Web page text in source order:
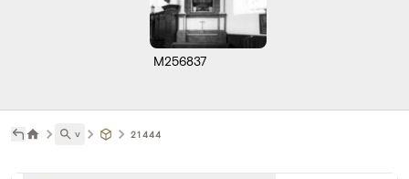
M256837
˅ 21444